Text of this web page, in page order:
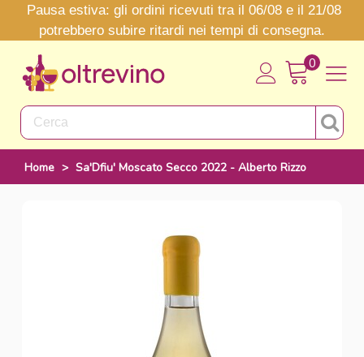
Pausa estiva: gli ordini ricevuti tra il 06/08 e il 21/08
potrebbero subire ritardi nei tempi di consegna.
0
Home > Sa'Dfiu' Moscato Secco 2022 - Alberto Rizzo